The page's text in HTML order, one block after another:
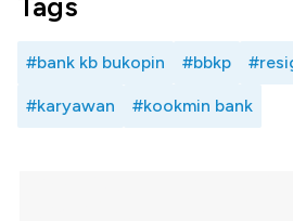
#bank kb bukopin #bbkp
#karyawan #kookmin bank